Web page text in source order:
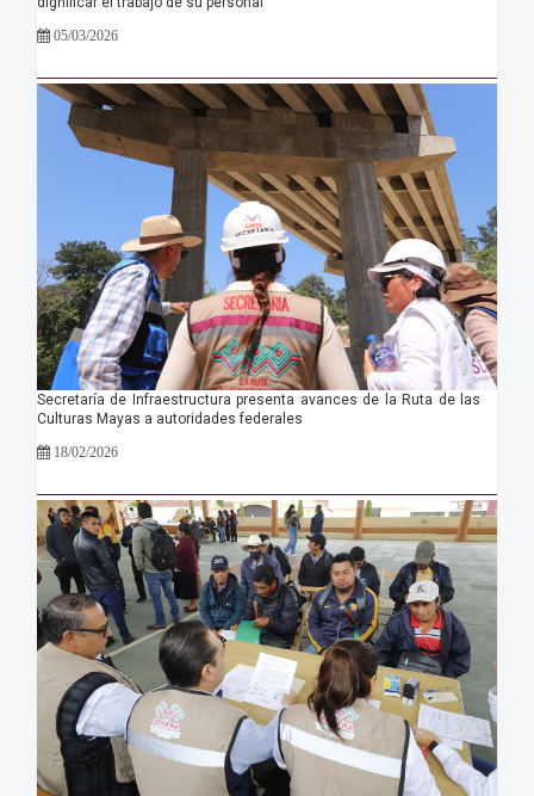
05/03/2026
Secretaría de Infraestructura presenta avances de la Ruta de las
Culturas Mayas a autoridades federales
18/02/2026